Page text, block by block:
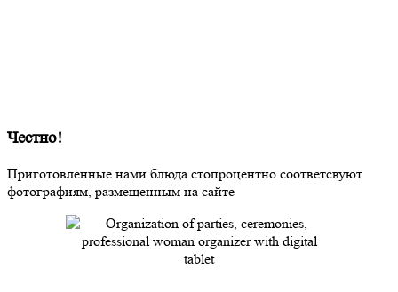
Честно!
Приготовленные нами блюда стопроцентно соответсвуют
фотографиям, размещенным на сайте